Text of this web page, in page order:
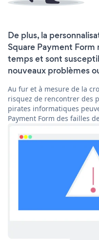
De plus, la
Square Payment
temps et sont
nouveaux problèmes
Au fur et à mesure de la
risquez de rencontrer des
pirates informatiques
Payment Form des failles